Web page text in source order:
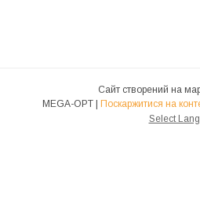
Сайт створений на
Поскаржитися на
Select